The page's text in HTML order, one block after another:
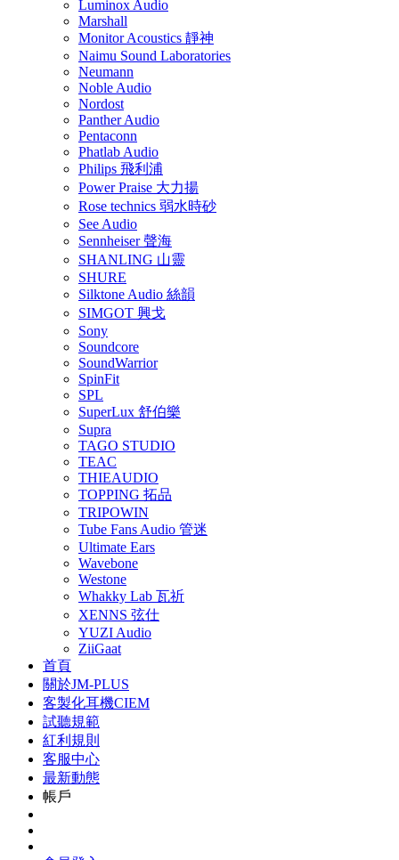
Luminox Audio
Marshall
Monitor Acoustics 靜神
Naimu Sound Laboratories
Neumann
Noble Audio
Nordost
Panther Audio
Pentaconn
Phatlab Audio
Philips 飛利浦
Power Praise 大力揚
Rose technics 弱水時砂
See Audio
Sennheiser 聲海
SHANLING 山靈
SHURE
Silktone Audio 絲韻
SIMGOT 興戈
Sony
Soundcore
SoundWarrior
SpinFit
SPL
SuperLux 舒伯樂
Supra
TAGO STUDIO
TEAC
THIEAUDIO
TOPPING 拓品
TRIPOWIN
Tube Fans Audio 管迷
Ultimate Ears
Wavebone
Westone
Whakky Lab 瓦祈
XENNS 弦仕
YUZI Audio
ZiiGaat
首頁
關於JM-PLUS
客製化耳機CIEM
試聽規範
紅利規則
客服中心
最新動態
帳戶